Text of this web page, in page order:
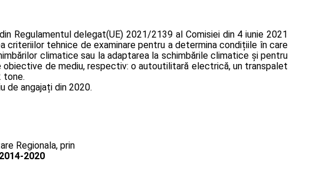
Regulamentul delegat(UE) 2021/2139 al Comisiei din 4 iunie 2021
criteriilor tehnice de examinare pentru a determina condițiile în care
climatice sau la adaptarea la schimbările climatice și pentru
de mediu, respectiv: o autoutilitară electrică, un transpalet
tone.
de angajați din 2020.
Regionala, prin
2020